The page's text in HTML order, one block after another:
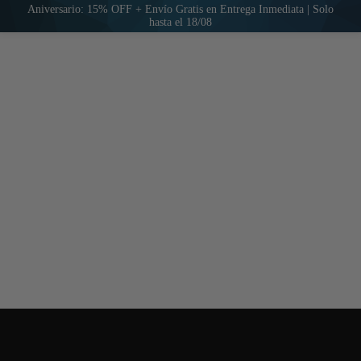
Aniversario: 15% OFF + Envío Gratis en Entrega Inmediata | Solo
hasta el 18/08